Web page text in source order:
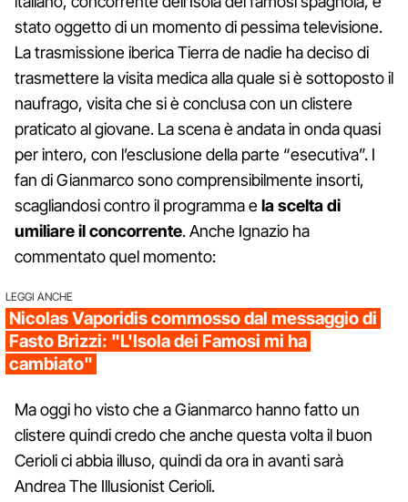
stato oggetto di un momento di pessima televisione.
La trasmissione iberica Tierra de nadie ha deciso di
trasmettere la visita medica alla quale si è sottoposto il
naufrago, visita che si è conclusa con un clistere
praticato al giovane. La scena è andata in onda quasi
per intero, con l’esclusione della parte “esecutiva”. I
fan di Gianmarco sono comprensibilmente insorti,
scagliandosi contro il programma ela scelta di
umiliare il concorrente. Anche Ignazio ha
commentato quel momento:
LEGGI ANCHE
Nicolas Vaporidis commosso dal messaggio di
Fasto Brizzi: "L'Isola dei Famosi mi ha
cambiato"
Ma oggi ho visto che a Gianmarco hanno fatto un
clistere quindi credo che anche questa volta il buon
Cerioli ci abbia illuso, quindi da ora in avanti sarà
Andrea The Illusionist Cerioli.